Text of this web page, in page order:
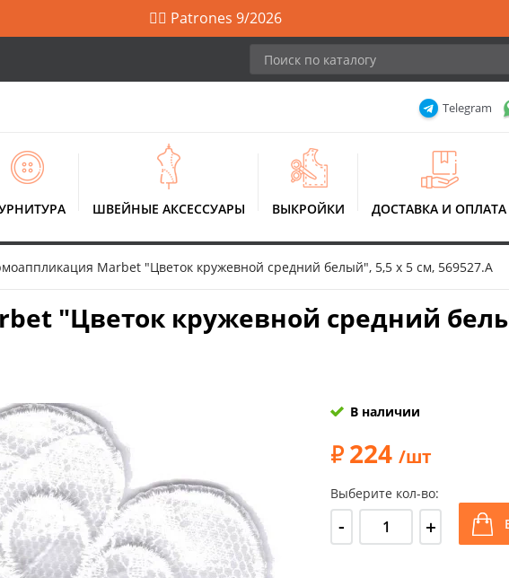
🙋‍♀️ Patrones 9/2026
Telegram
ШВЕЙНЫЕ АКСЕССУАРЫ ВЫКРОЙКИ ДОСТАВКА И ОПЛАТА
Marbet "Цветок кружевной средний белый", 5,5 х 5 см, 569527.A
"Цветок кружевной средний
В наличии
224 /шт
Выберите кол-во:
- +